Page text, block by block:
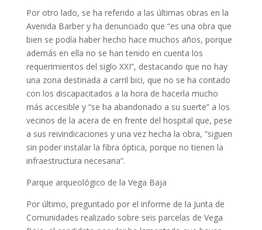
Por otro lado, se ha referido a las últimas obras en la
Avenida Barber y ha denunciado que “es una obra que
bien se podía haber hecho hace muchos años, porque
además en ella no se han tenido en cuenta los
requerimientos del siglo XXI”, destacando que no hay
una zona destinada a carril bici, que no se ha contado
con los discapacitados a la hora de hacerla mucho
más accesible y “se ha abandonado a su suerte” a los
vecinos de la acera de en frente del hospital que, pese
a sus reivindicaciones y una vez hecha la obra, “siguen
sin poder instalar la fibra óptica, porque no tienen la
infraestructura necesaria”.
Parque arqueológico de la Vega Baja
Por último, preguntado por el informe de la Junta de
Comunidades realizado sobre seis parcelas de Vega